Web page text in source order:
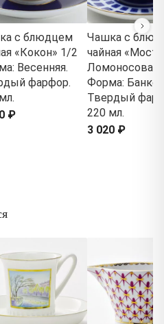
с блюдцем
«Кокон» 1/2
Весенняя.
фарфор.
₽
Чашка с
чайная «Мост
Ломоносова»
Форма:
Твердый
220 мл.
3 020 ₽